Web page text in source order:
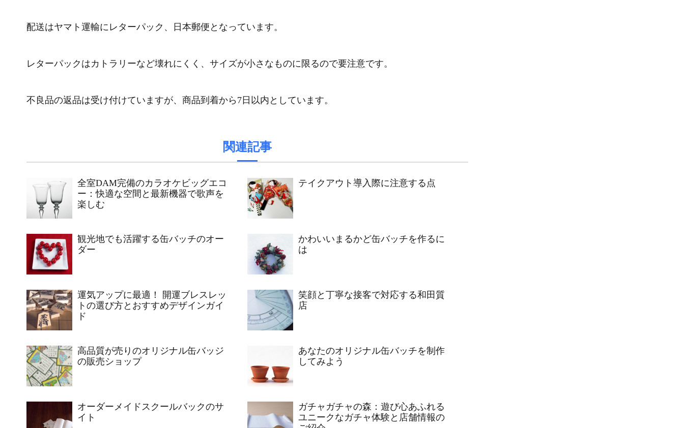
配送はヤマト運輸にレターパック、日本郵便となっています。
レターパックはカトラリーなど壊れにくく、サイズが小さなものに限るので要注意です。
不良品の返品は受け付けていますが、商品到着から7日以内としています。
関連記事
全室DAM完備のカラオケビッグエコ
ー：快適な空間と最新機器で歌声を
楽しむ
テイクアウト導入際に注意する点
観光地でも活躍する缶バッチのオー
ダー
かわいいまるかど缶バッチを作るに
は
運気アップに最適！ 開運ブレスレッ
トの選び方とおすすめデザインガイ
ド
笑顔と丁寧な接客で対応する和田質
店
高品質が売りのオリジナル缶バッジ
の販売ショップ
あなたのオリジナル缶バッチを制作
してみよう
オーダーメイドスクールバックのサ
イト
ガチャガチャの森：遊び心あふれる
ユニークなガチャ体験と店舗情報の